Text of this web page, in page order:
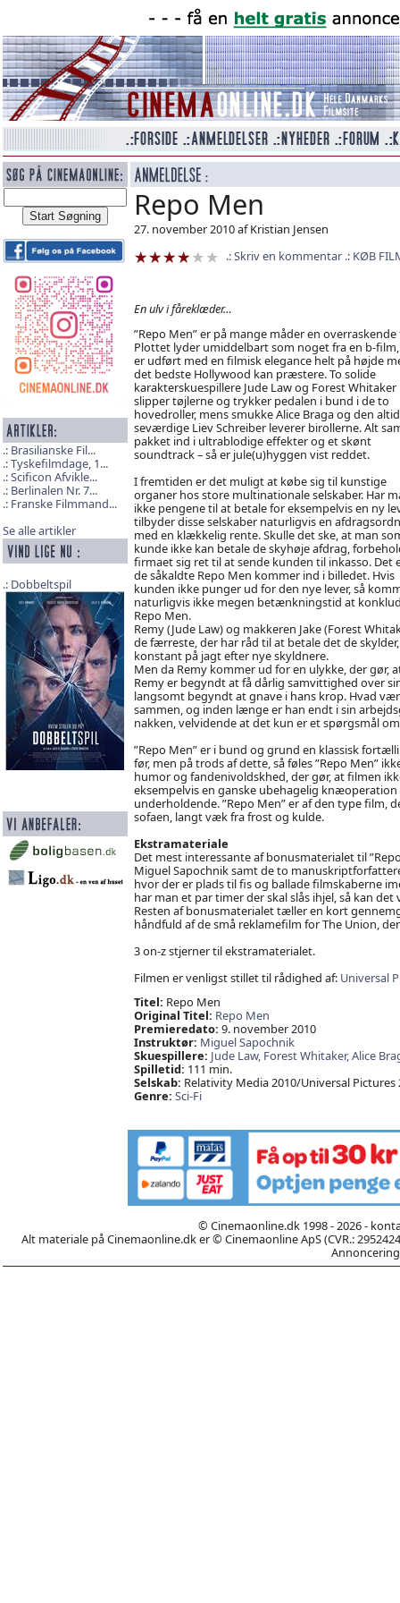
Brasilianske Fil...
Tyskefilmdage, 1...
Scificon Afvikle...
Berlinalen Nr. 7...
Franske Filmmand...
Se alle artikler
Dobbeltspil
Repo Men
27. november 2010 af Kristian Jensen
Skriv en kommentar
KØB
En ulv i fåreklæder…
”Repo Men” er på mange måder en
Plottet lyder umiddelbart som noget fra en b-
er udført med en filmisk elegance helt på højde
det bedste Hollywood kan præstere. To solide
karakterskuespillere Jude Law og Forest Whitaker
slipper tøjlerne og trykker pedalen i bund i de to
hovedroller, mens smukke Alice Braga og den altid
seværdige Liev Schreiber leverer birollerne. Alt
pakket ind i ultrablodige effekter og et skønt
soundtrack – så er jule(u)hyggen vist reddet.
I fremtiden er det muligt at købe sig til kunstige
organer hos store multinationale selskaber. Har
ikke pengene til at betale for eksempelvis en ny
tilbyder disse selskaber naturligvis en
med en klækkelig rente. Skulle det ske, at man
kunde ikke kan betale de skyhøje afdrag,
firmaet sig ret til at sende kunden til inkasso. Det
de såkaldte Repo Men kommer ind i billedet. Hvis
kunden ikke punger ud for den nye lever, så
naturligvis ikke megen betænkningstid at
Repo Men.
Remy (Jude Law) og makkeren Jake (Forest
de færreste, der har råd til at betale det de
konstant på jagt efter nye skyldnere.
Men da Remy kommer ud for en ulykke, der
Remy er begyndt at få dårlig samvittighed over
langsomt begyndt at gnave i hans krop. Hvad
sammen, og inden længe er han endt i sin
nakken, velvidende at det kun er et spørgsmål
”Repo Men” er i bund og grund en klassisk
før, men på trods af dette, så føles ”Repo Men”
humor og fandenivoldskhed, der gør, at filmen
eksempelvis en ganske ubehagelig
underholdende. ”Repo Men” er af den type film,
sofaen, langt væk fra frost og kulde.
Ekstramateriale
Det mest interessante af bonusmaterialet til
Miguel Sapochnik samt de to
hvor der er plads til fis og ballade filmskaberne
har man et par timer der skal slås ihjel, så kan
Resten af bonusmaterialet tæller en kort
håndfuld af de små reklamefilm for The Union,
3 on-z stjerner til ekstramaterialet.
Filmen er venligst stillet til rådighed af: Universal
Titel: Repo Men
Original Titel: Repo Men
Premieredato: 9. november 2010
Instruktør: Miguel Sapochnik
Skuespillere: Jude Law, Forest Whitaker,Alice
Spilletid: 111 min.
Selskab: Relativity Media 2010/Universal Pictures
Genre: Sci-Fi
© Cinemaonline.dk 1998 - 2026 -
Alt materiale på Cinemaonline.dk er © Cinemaonline ApS (CVR.: